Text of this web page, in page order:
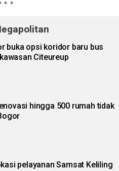
buka opsi koridor baru bus
Citeureup
hingga 500 rumah tidak
pelayanan Samsat Keliling